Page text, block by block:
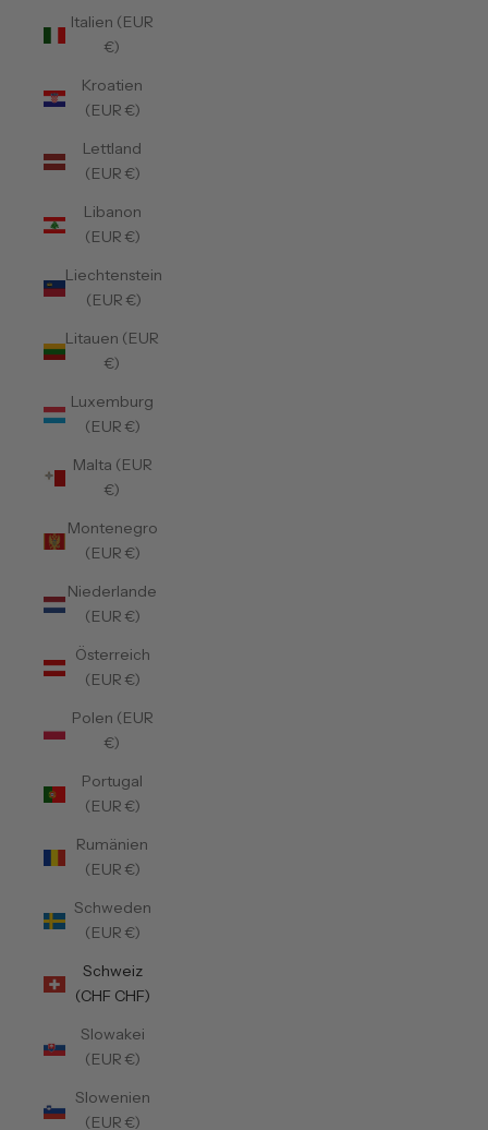
Italien (EUR
€)
Kroatien
(EUR €)
Lettland
(EUR €)
Libanon
(EUR €)
Liechtenstein
(EUR €)
Litauen (EUR
€)
Luxemburg
(EUR €)
Malta (EUR
€)
Montenegro
(EUR €)
Niederlande
(EUR €)
Österreich
(EUR €)
Polen (EUR
€)
Portugal
(EUR €)
Rumänien
(EUR €)
Schweden
(EUR €)
Schweiz
(CHF CHF)
Slowakei
(EUR €)
Slowenien
(EUR €)